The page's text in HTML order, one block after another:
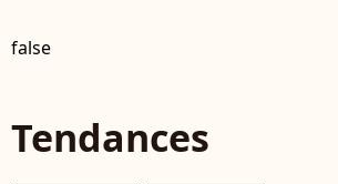
false
Tendances